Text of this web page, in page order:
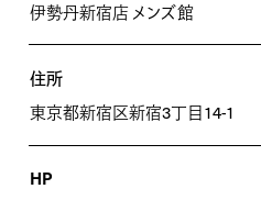
伊勢丹新宿店 メンズ館
住所
東京都新宿区新宿3丁目14-1
HP